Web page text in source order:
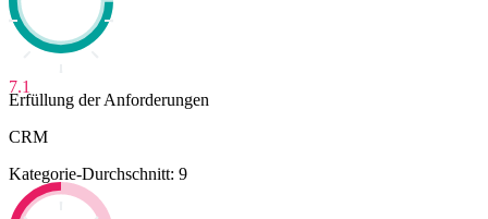
7.1
Erfüllung der Anforderungen
CRM
Kategorie-Durchschnitt: 9